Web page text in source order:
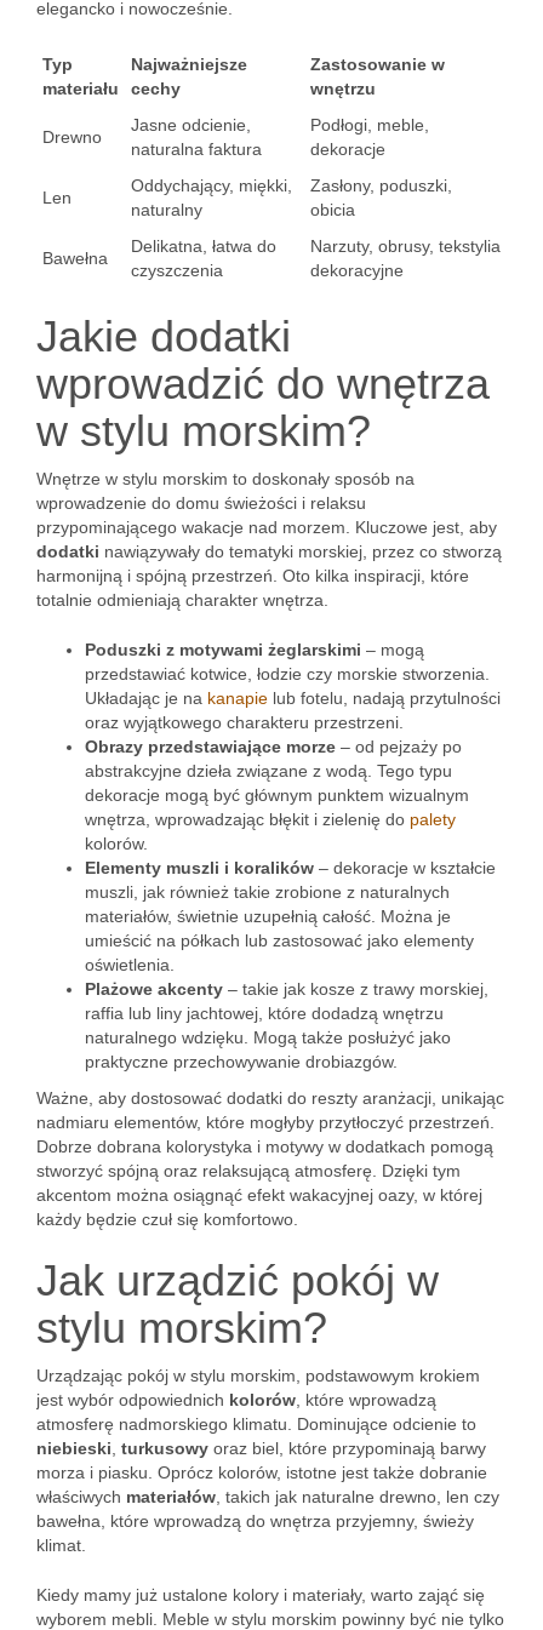
elegancko i nowocześnie.
Typ
materiału
Najważniejsze
cechy
Zastosowanie w
wnętrzu
Drewno
Jasne odcienie,
naturalna faktura
Podłogi, meble,
dekoracje
Len
Oddychający, miękki,
naturalny
Zasłony, poduszki,
obicia
Bawełna
Delikatna, łatwa do
czyszczenia
Narzuty, obrusy, tekstylia
dekoracyjne
Jakie dodatki
wprowadzić do wnętrza
w stylu morskim?
Wnętrze w stylu morskim to doskonały sposób na
wprowadzenie do domu świeżości i relaksu
przypominającego wakacje nad morzem. Kluczowe jest, aby
dodatki nawiązywały do tematyki morskiej, przez co stworzą
harmonijną i spójną przestrzeń. Oto kilka inspiracji, które
totalnie odmieniają charakter wnętrza.
Poduszki z motywami żeglarskimi – mogą
przedstawiać kotwice, łodzie czy morskie stworzenia.
Układając je na kanapie lub fotelu, nadają przytulności
oraz wyjątkowego charakteru przestrzeni.
Obrazy przedstawiające morze – od pejzaży po
abstrakcyjne dzieła związane z wodą. Tego typu
dekoracje mogą być głównym punktem wizualnym
wnętrza, wprowadzając błękit i zielenię do palety
kolorów.
Elementy muszli i koralików – dekoracje w kształcie
muszli, jak również takie zrobione z naturalnych
materiałów, świetnie uzupełnią całość. Można je
umieścić na półkach lub zastosować jako elementy
oświetlenia.
Plażowe akcenty – takie jak kosze z trawy morskiej,
raffia lub liny jachtowej, które dodadzą wnętrzu
naturalnego wdzięku. Mogą także posłużyć jako
praktyczne przechowywanie drobiazgów.
Ważne, aby dostosować dodatki do reszty aranżacji, unikając
nadmiaru elementów, które mogłyby przytłoczyć przestrzeń.
Dobrze dobrana kolorystyka i motywy w dodatkach pomogą
stworzyć spójną oraz relaksującą atmosferę. Dzięki tym
akcentom można osiągnąć efekt wakacyjnej oazy, w której
każdy będzie czuł się komfortowo.
Jak urządzić pokój w
stylu morskim?
Urządzając pokój w stylu morskim, podstawowym krokiem
jest wybór odpowiednich kolorów , które wprowadzą
atmosferę nadmorskiego klimatu. Dominujące odcienie to
niebieski turkusowy oraz biel, które przypominają barwy
morza i piasku. Oprócz kolorów, istotne jest także dobranie
właściwych materiałów , takich jak naturalne drewno, len czy
bawełna, które wprowadzą do wnętrza przyjemny, świeży
klimat.
Kiedy mamy już ustalone kolory i materiały, warto zająć się
wyborem mebli. Meble w stylu morskim powinny być nie tylko